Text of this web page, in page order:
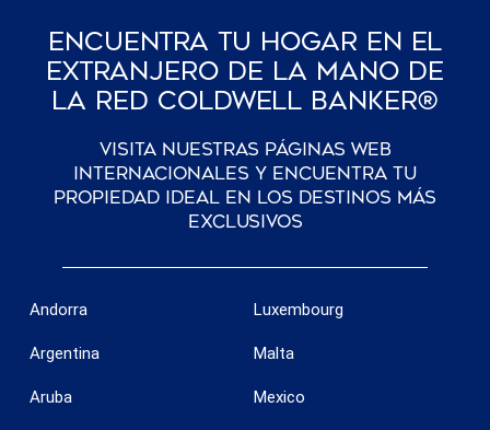
Encuentra Tu Hogar En El
Extranjero De La Mano De
La Red Coldwell Banker®
Visita nuestras páginas web
internacionales y encuentra tu
propiedad ideal en los destinos más
exclusivos
Andorra
Argentina
Aruba
Luxembourg
Malta
Mexico